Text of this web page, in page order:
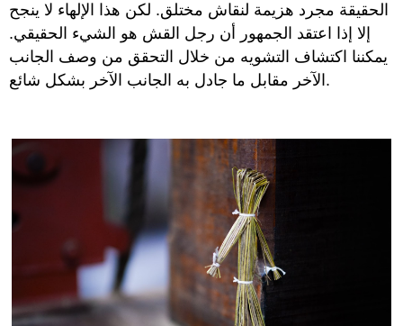
الحقيقة مجرد هزيمة لنقاش مختلق. لكن هذا الإلهاء لا ينجح
إلا إذا اعتقد الجمهور أن رجل القش هو الشيء الحقيقي.
يمكننا اكتشاف التشويه من خلال التحقق من وصف الجانب
الآخر مقابل ما جادل به الجانب الآخر بشكل شائع.